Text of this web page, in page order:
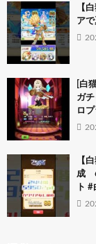
【
ア
[白
ガ
ロ
【
成 6
ト